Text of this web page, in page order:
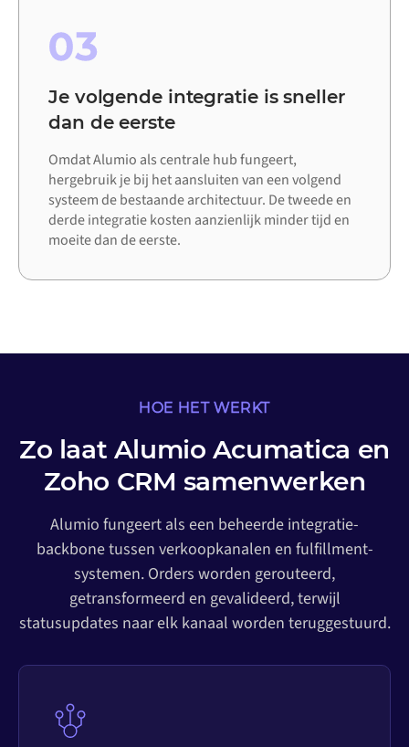
03
Je volgende integratie is sneller
dan de eerste
Omdat Alumio als centrale hub fungeert,
hergebruik je bij het aansluiten van een volgend
systeem de bestaande architectuur. De tweede en
derde integratie kosten aanzienlijk minder tijd en
moeite dan de eerste.
HOE HET WERKT
Zo laat Alumio Acumatica en
Zoho CRM samenwerken
Alumio fungeert als een beheerde integratie-
backbone tussen verkoopkanalen en fulfillment-
systemen. Orders worden gerouteerd,
getransformeerd en gevalideerd, terwijl
statusupdates naar elk kanaal worden teruggestuurd.